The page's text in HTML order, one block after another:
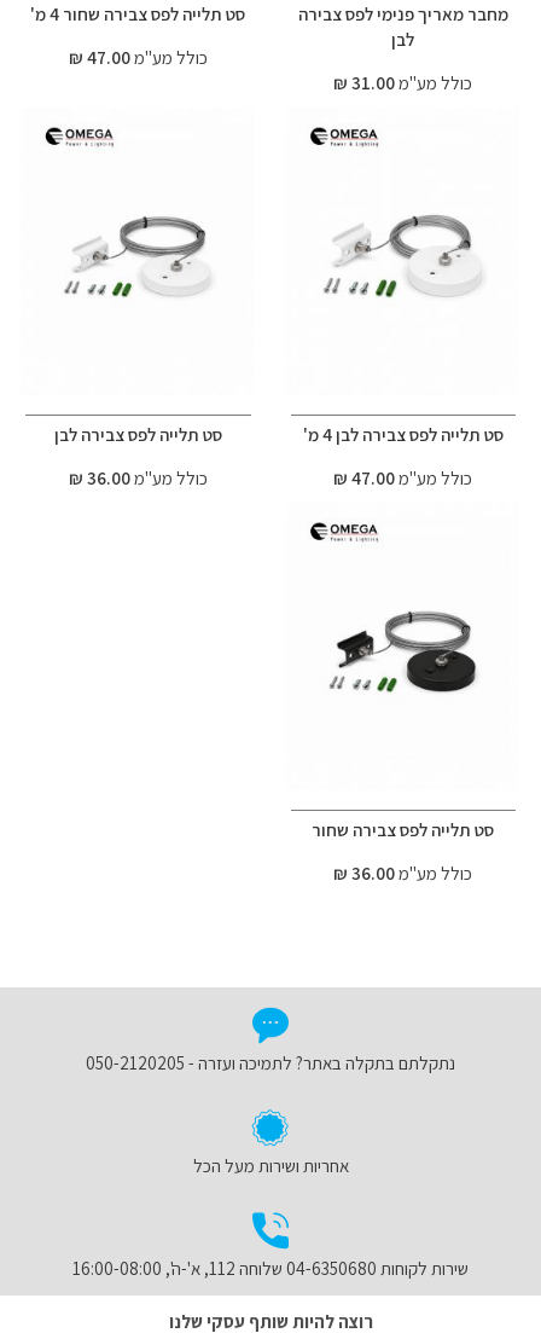
מחבר מאריך פנימי לפס צבירה
לבן
כולל מע"מ31.00 ₪
סט תלייה לפס צבירה שחור 4 מ'
כולל מע"מ47.00 ₪
סט תלייה לפס צבירה לבן 4 מ'
כולל מע"מ47.00 ₪
סט תלייה לפס צבירה לבן
כולל מע"מ36.00 ₪
סט תלייה לפס צבירה שחור
כולל מע"מ36.00 ₪
נתקלתם בתקלה באתר? לתמיכה ועזרה - 050-2120205
אחריות ושירות מעל הכל
שירות לקוחות 04-6350680 שלוחה 112, א'-ה', 16:00-08:00
רוצה להיות שותף עסקי שלנו